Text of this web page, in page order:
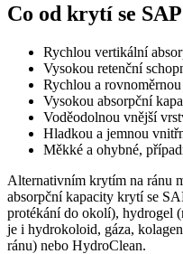
Co od krytí se
Rychlou vertikální
Vysokou retenční
Rychlou a
Vysokou absorpční
Voděodolnou vnější
Hladkou a jemnou
Měkké a ohybné,
Alternativním krytím na ránu
absorpční kapacity krytí se
protékání do okolí), hydrogel
je i hydrokoloid, gáza,
ránu) nebo HydroClean.